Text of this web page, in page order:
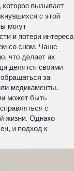
которое вызывает
с этой
могут
и потери интереса
со сном. Чаще
что делает их
делятся своими
за
медикаменты.
может быть
с
жизни. Однако
и подход к